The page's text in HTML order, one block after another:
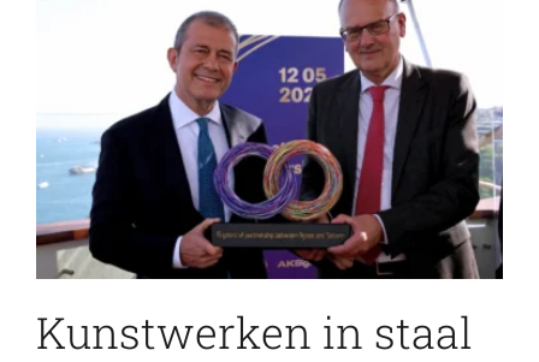
Kunstwerken in staal